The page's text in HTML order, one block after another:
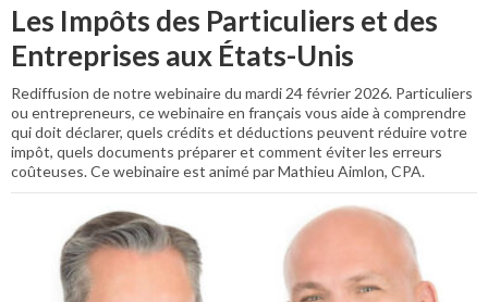
Les Impôts des Particuliers et des
Entreprises aux États-Unis
Rediffusion de notre webinaire du mardi 24 février 2026. Particuliers
ou entrepreneurs, ce webinaire en français vous aide à comprendre
qui doit déclarer, quels crédits et déductions peuvent réduire votre
impôt, quels documents préparer et comment éviter les erreurs
coûteuses. Ce webinaire est animé par Mathieu Aimlon, CPA.